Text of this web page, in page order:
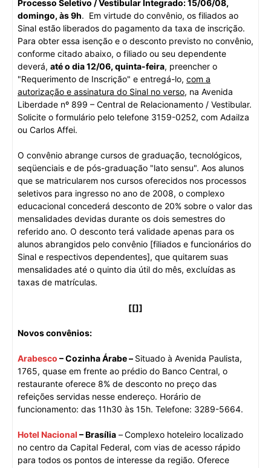
Processo Seletivo / Vestibular Integrado: 15/06/08,
domingo, às 9h. Em virtude do convênio, os filiados ao
Sinal estão liberados do pagamento da taxa de inscrição.
Para obter essa isenção e o desconto previsto no convênio,
conforme citado abaixo, o filiado ou seu dependente
deverá, até o dia 12/06, quinta-feira, preencher o
"Requerimento de Inscrição" e entregá-lo, com a
autorização e assinatura do Sinal no verso, na Avenida
Liberdade nº 899 – Central de Relacionamento / Vestibular.
Solicite o formulário pelo telefone 3159-0252, com Adailza
ou Carlos Affei.
O convênio abrange cursos de graduação, tecnológicos,
seqüenciais e de pós-graduação "lato sensu". Aos alunos
que se matricularem nos cursos oferecidos nos processos
seletivos para ingresso no ano de 2008, o complexo
educacional concederá desconto de 20% sobre o valor das
mensalidades devidas durante os dois semestres do
referido ano. O desconto terá validade apenas para os
alunos abrangidos pelo convênio [filiados e funcionários do
Sinal e respectivos dependentes], que quitarem suas
mensalidades até o quinto dia útil do mês, excluídas as
taxas de matrículas.
[[]]
Novos convênios:
Arabesco – Cozinha Árabe – Situado à Avenida Paulista,
1765, quase em frente ao prédio do Banco Central, o
restaurante oferece 8% de desconto no preço das
refeições servidas nesse endereço. Horário de
funcionamento: das 11h30 às 15h. Telefone: 3289-5664.
Hotel Nacional – Brasília –Complexo hoteleiro localizado
no centro da Capital Federal, com vias de acesso rápido
para todos os pontos de interesse da região. Oferece